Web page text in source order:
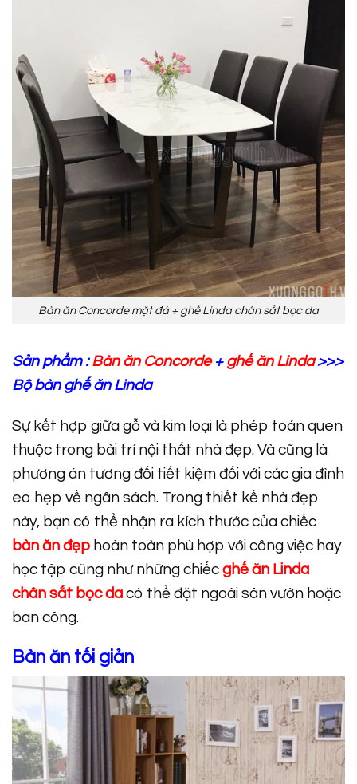
Bàn ăn Concorde mặt đá + ghế Linda chân sắt bọc da
Sản phẩm : Bàn ăn Concorde+ ghế ăn Linda>>>
Bộ bàn ghế ăn Linda
Sự kết hợp giữa gỗ và kim loại là phép toán quen
thuộc trong bài trí nội thất nhà đẹp. Và cũng là
phương án tương đối tiết kiệm đối với các gia đình
eo hẹp về ngân sách. Trong thiết kế nhà đẹp
này, bạn có thể nhận ra kích thước của chiếc
bàn ăn đẹp hoàn toàn phù hợp với công việc hay
học tập cũng như những chiếc ghế ăn Linda
chân sắt bọc da có thể đặt ngoài sân vườn hoặc
ban công.
Bàn ăn tối giản